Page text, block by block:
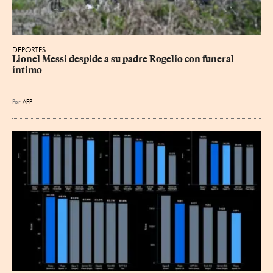
p
k
n
DEPORTES
Lionel Messi despide a su padre Rogelio con funeral
íntimo
Por AFP